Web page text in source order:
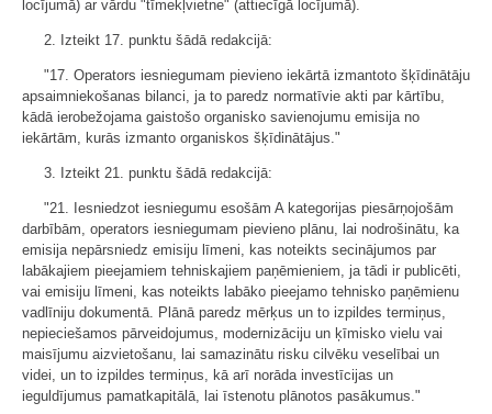
locījumā) ar vārdu "tīmekļvietne" (attiecīgā locījumā).
2. Izteikt 17. punktu šādā redakcijā:
"17. Operators iesniegumam pievieno iekārtā izmantoto šķīdinātāju
apsaimniekošanas bilanci, ja to paredz normatīvie akti par kārtību,
kādā ierobežojama gaistošo organisko savienojumu emisija no
iekārtām, kurās izmanto organiskos šķīdinātājus."
3. Izteikt 21. punktu šādā redakcijā:
"21. Iesniedzot iesniegumu esošām A kategorijas piesārņojošām
darbībām, operators iesniegumam pievieno plānu, lai nodrošinātu, ka
emisija nepārsniedz emisiju līmeni, kas noteikts secinājumos par
labākajiem pieejamiem tehniskajiem paņēmieniem, ja tādi ir publicēti,
vai emisiju līmeni, kas noteikts labāko pieejamo tehnisko paņēmienu
vadlīniju dokumentā. Plānā paredz mērķus un to izpildes termiņus,
nepieciešamos pārveidojumus, modernizāciju un ķīmisko vielu vai
maisījumu aizvietošanu, lai samazinātu risku cilvēku veselībai un
videi, un to izpildes termiņus, kā arī norāda investīcijas un
ieguldījumus pamatkapitālā, lai īstenotu plānotos pasākumus."